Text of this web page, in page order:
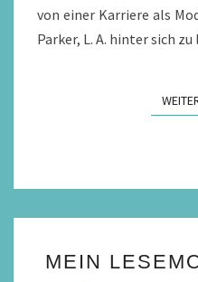
von einer Karriere als
Parker, L. A. hinter sich
MEIN